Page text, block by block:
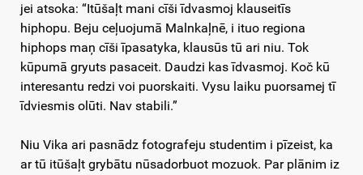
jei atsoka: “Itūšaļt mani cīši īdvasmoj klauseitīs
hiphopu. Beju ceļuojumā Malnkaļnē, i ituo regiona
hiphops maņ cīši īpasatyka, klausūs tū ari niu. Tok
kūpumā gryuts pasaceit. Daudzi kas īdvasmoj. Koč kū
interesantu redzi voi puorskaiti. Vysu laiku puorsamej tī
īdviesmis olūti. Nav stabili.”
Niu Vika ari pasnādz fotografeju studentim i pīzeist, ka
ar tū itūšaļt grybātu nūsadorbuot mozuok. Par plānim iz